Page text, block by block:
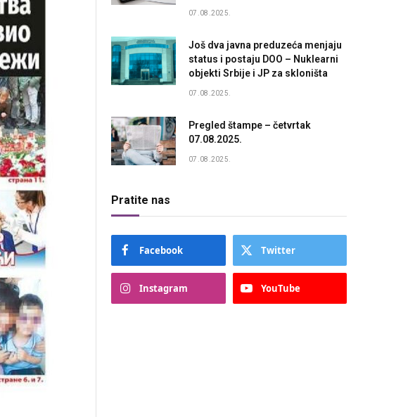
07.08.2025.
Još dva javna preduzeća menjaju
status i postaju DOO – Nuklearni
objekti Srbije i JP za skloništa
07.08.2025.
Pregled štampe – četvrtak
07.08.2025.
07.08.2025.
Pratite nas
Facebook Twitter
Instagram YouTube